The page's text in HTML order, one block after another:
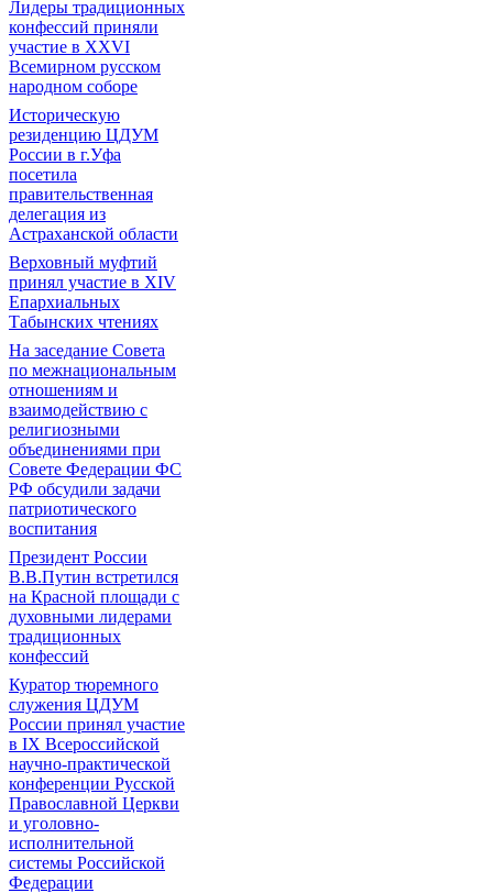
Лидеры традиционных
конфессий приняли
участие в XXVI
Всемирном русском
народном соборе
Историческую
резиденцию ЦДУМ
России в г.Уфа
посетила
правительственная
делегация из
Астраханской области
Верховный муфтий
принял участие в ХIV
Епархиальных
Табынских чтениях
На заседание Совета
по межнациональным
отношениям и
взаимодействию с
религиозными
объединениями при
Совете Федерации ФС
РФ обсудили задачи
патриотического
воспитания
Президент России
В.В.Путин встретился
на Красной площади с
духовными лидерами
традиционных
конфессий
Куратор тюремного
служения ЦДУМ
России принял участие
в IX Всероссийской
научно-практической
конференции Русской
Православной Церкви
и уголовно-
исполнительной
системы Российской
Федерации